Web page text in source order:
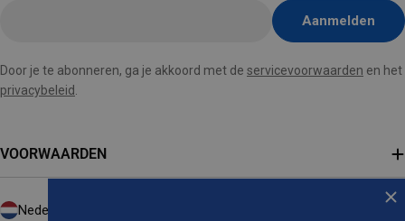
invoegen
Aanmelden
Door je te abonneren, ga je akkoord met de servicevoorwaarden en het
privacybeleid
VOORWAARDEN
L